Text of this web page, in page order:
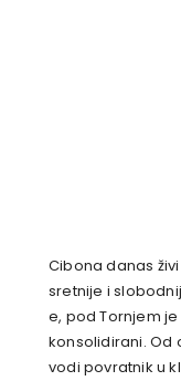
Cibona danas
sretnije i
e, pod Tornjem
konsolidirani. Od
vodi povratnik u